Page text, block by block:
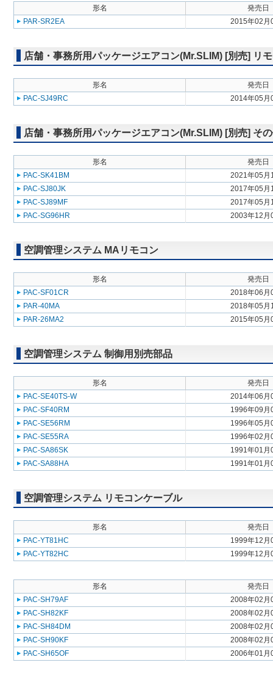
形名
発売日
PAR-SR2EA
2015年02月
店舗・事務所用パッケージエアコン(Mr.SLIM) [別売] リ
形名
発売日
PAC-SJ49RC
2014年05月
店舗・事務所用パッケージエアコン(Mr.SLIM) [別売] そ
形名
発売日
PAC-SK41BM
2021年05月
PAC-SJ80JK
2017年05月
PAC-SJ89MF
2017年05月
PAC-SG96HR
2003年12月
空調管理システム MAリモコン
形名
発売日
PAC-SF01CR
2018年06月
PAR-40MA
2018年05月
PAR-26MA2
2015年05月
空調管理システム 制御用別売部品
形名
発売日
PAC-SE40TS-W
2014年06月
PAC-SF40RM
1996年09月
PAC-SE56RM
1996年05月
PAC-SE55RA
1996年02月
PAC-SA86SK
1991年01月
PAC-SA88HA
1991年01月
空調管理システム リモコンケーブル
形名
発売日
PAC-YT81HC
1999年12月
PAC-YT82HC
1999年12月
形名
発売日
PAC-SH79AF
2008年02月
PAC-SH82KF
2008年02月
PAC-SH84DM
2008年02月
PAC-SH90KF
2008年02月
PAC-SH65OF
2006年01月